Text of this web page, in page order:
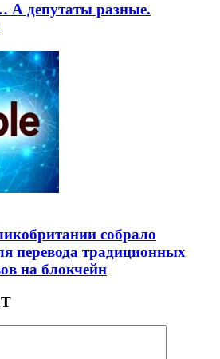
депутаты разные.
собрало
перевода традиционных
на блокчейн